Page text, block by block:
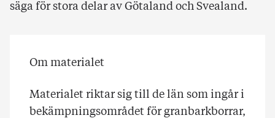
säga för stora delar av Götaland och Svealand.
Om materialet
Materialet riktar sig till de län som ingår i
bekämpningsområdet för granbarkborrar,